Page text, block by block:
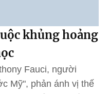
khủng hoảng
Fauci, người
Mỹ", phản ánh vị thế